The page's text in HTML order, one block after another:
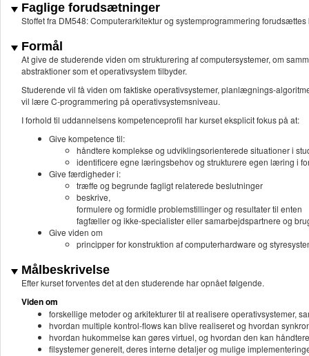
Faglige forudsætninger
Stoffet fra DM548: Computerarkitektur og systemprogrammering forudsættes
Formål
At give de studerende viden om strukturering af computersystemer, om
abstraktioner som et operativsystem tilbyder.
Studerende vil få viden om faktiske operativsystemer, planlægnings-
vil lære C-programmering på operativsystemsniveau.
I forhold til uddannelsens kompetenceprofil har kurset eksplicit fokus på at:
Give kompetence til:
håndtere komplekse og udviklingsorienterede situationer i
identificere egne læringsbehov og strukturere egen læring i
Give færdigheder i:
træffe og begrunde fagligt relaterede beslutninger
beskrive,
formulere og formidle problemstillinger og resultater til enten
fagfæller og ikke-specialister eller samarbejdspartnere og
Give viden om
principper for konstruktion af computerhardware og
Målbeskrivelse
Efter kurset forventes det at den studerende har opnået følgende.
Viden om
forskellige metoder og arkitekturer til at realisere operativsystemer,
hvordan multiple kontrol-flows kan blive realiseret og hvordan
hvordan hukommelse kan gøres virtuel, og hvordan den kan
filsystemer generelt, deres interne detaljer og mulige